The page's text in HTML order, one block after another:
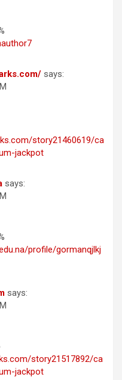
says:
story21460619/ca
jackpot
says:
profile/gormanqjlkj
says:
story21517892/ca
jackpot